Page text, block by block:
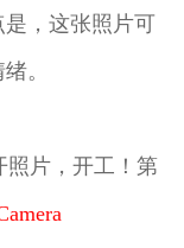
，这张照片可
。
照片，开工！第